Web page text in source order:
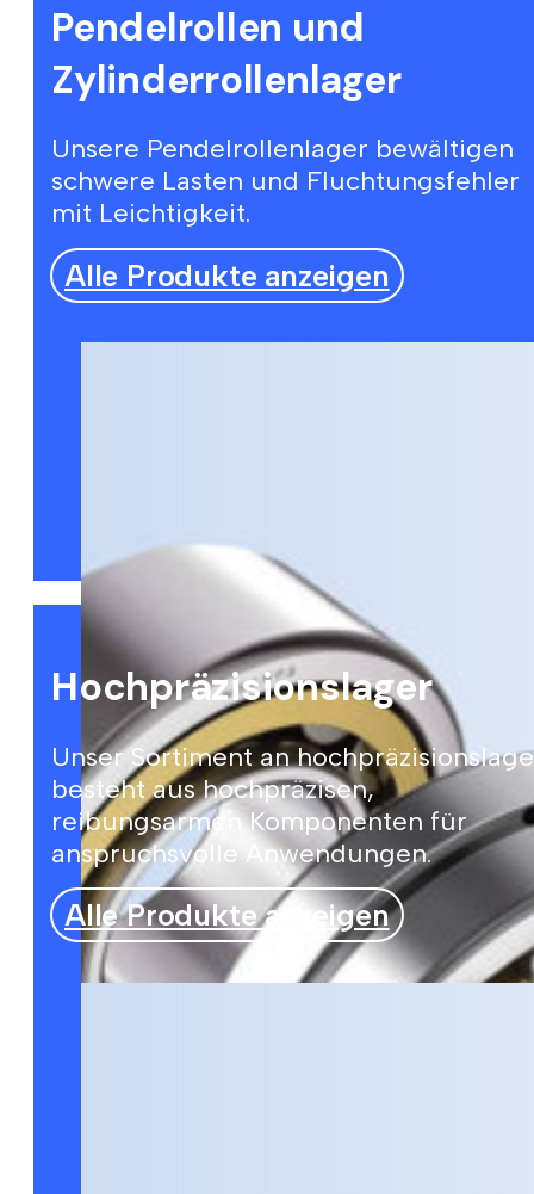
Pendelrollen und
Zylinderrollenlager
Unsere Pendelrollenlager bewältigen
schwere Lasten und Fluchtungsfehler
mit Leichtigkeit.
Alle Produkte anzeigen
Hochpräzisionslager
Unser Sortiment an
besteht aus hochpräzisen,
reibungsarmen Komponenten für
anspruchsvolle Anwendungen.
Alle Produkte anzeigen